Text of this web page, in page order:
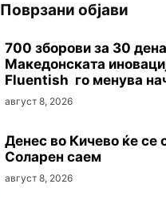
Поврзани објави
700 зборови за 30
Македонската
Fluentish го менува
август 8, 2026
Денес во Кичево ќе се
Соларен саем
август 8, 2026